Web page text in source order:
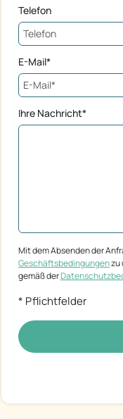
Telefon
E-Mail*
Ihre Nachricht*
Mit dem Absenden der
Geschäftsbedingungenzu
gemäß der
* Pflichtfelder